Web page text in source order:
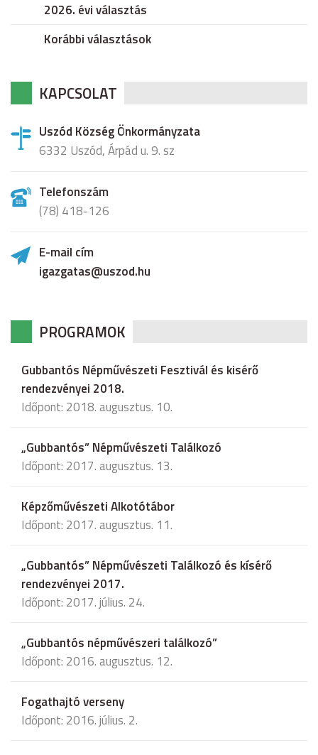
2026. évi választás
Korábbi választások
KAPCSOLAT
Uszód Község Önkormányzata
6332 Uszód, Árpád u. 9. sz
Telefonszám
(78) 418-126
E-mail cím
igazgatas@uszod.hu
PROGRAMOK
Gubbantós Népművészeti Fesztivál és kisérő
rendezvényei 2018.
Időpont: 2018. augusztus. 10.
„Gubbantós” Népművészeti Találkozó
Időpont: 2017. augusztus. 13.
Képzőművészeti Alkotótábor
Időpont: 2017. augusztus. 11.
„Gubbantós” Népművészeti Találkozó és kísérő
rendezvényei 2017.
Időpont: 2017. július. 24.
„Gubbantós népművészeri találkozó”
Időpont: 2016. augusztus. 12.
Fogathajtó verseny
Időpont: 2016. július. 2.